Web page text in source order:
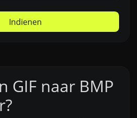
Indienen
GIF naar BMP